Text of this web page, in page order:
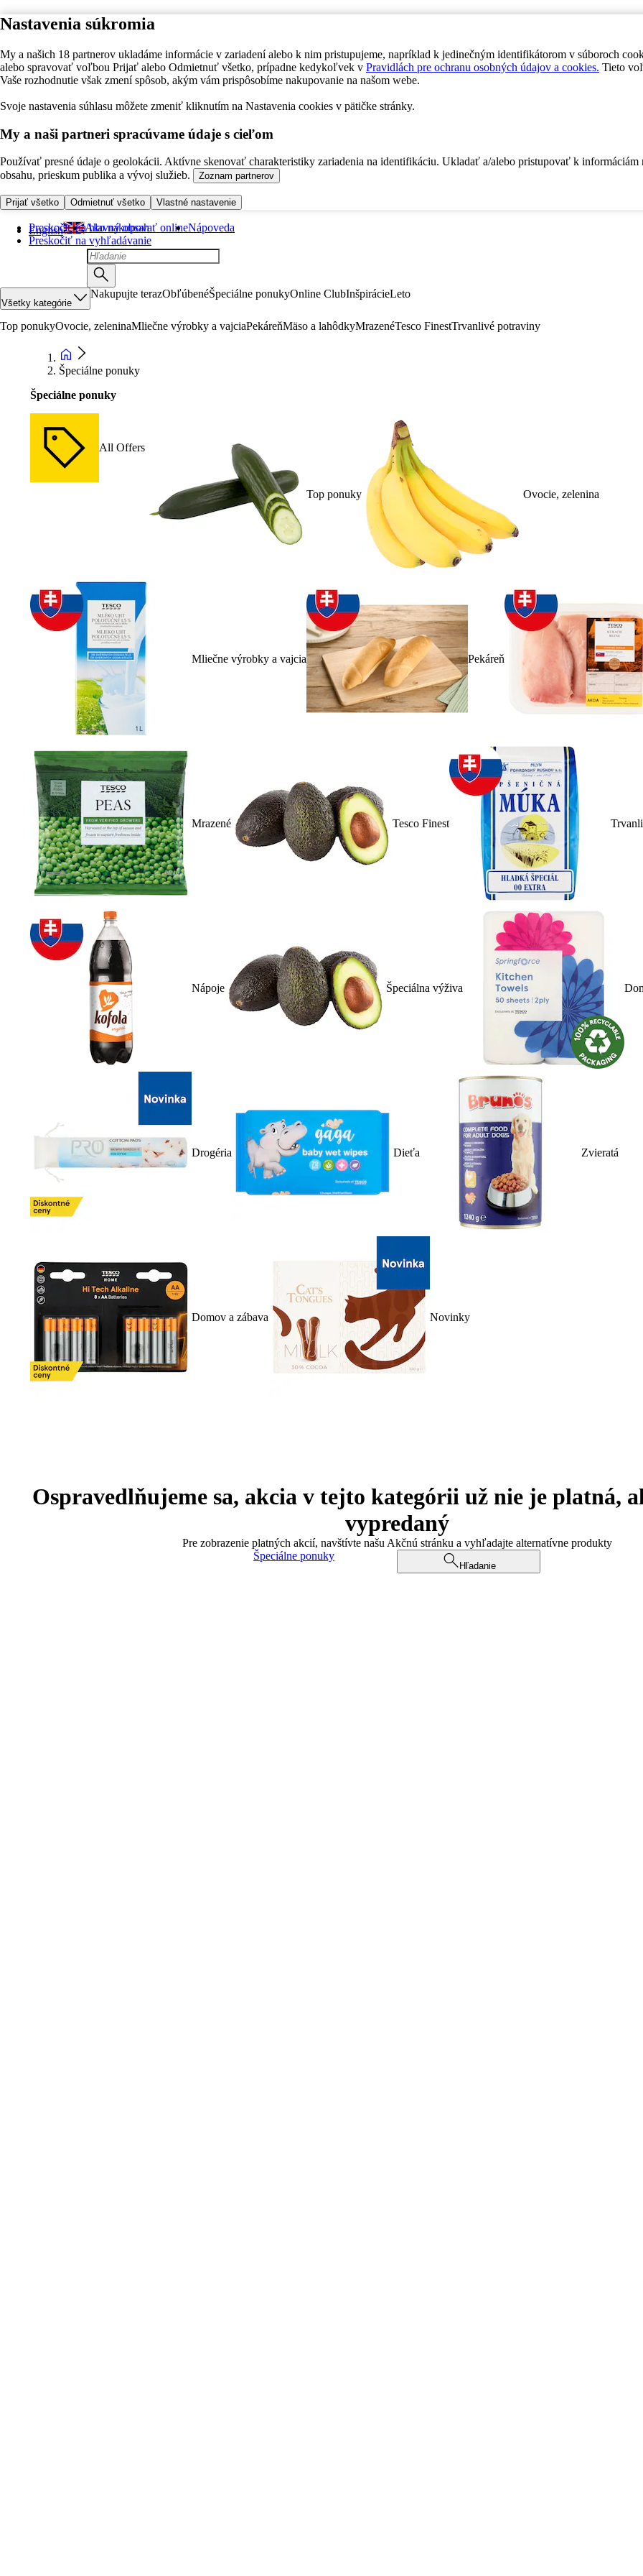
Nastavenia súkromia
My a našich 18 partnerov ukladáme informácie v zariadení alebo k nim pristupujeme, napríklad k jedinečným identifikátorom v súboroch
alebo spravovať voľbou Prijať alebo Odmietnuť všetko, prípadne kedykoľvek v Pravidlách pre ochranu osobných údajov a cookies. Tieto
Vaše rozhodnutie však zmení spôsob, akým vám prispôsobíme nakupovanie na našom webe.
Svoje nastavenia súhlasu môžete zmeniť kliknutím na Nastavenia cookies v pätičke stránky.
My a naši partneri spracúvame údaje s cieľom
Používať presné údaje o geolokácii. Aktívne skenovať charakteristiky zariadenia na identifikáciu. Ukladať a/alebo pristupovať k informáciám
obsahu, prieskum publika a vývoj služieb.
Zoznam partnerov
Prijať všetko Odmietnuť všetko Vlastné nastavenie
Preskočiť na hlavný obsah
Preskočiť na vyhľadávanie
English Ako nakupovať onlineNápoveda
Všetky kategórie
Nakupujte terazObľúbenéŠpeciálne ponukyOnline ClubInšpirácieLeto
Top ponukyOvocie, zeleninaMliečne výrobky a vajciaPekáreňMäso a lahôdkyMrazenéTesco FinestTrvanlivé potraviny
Špeciálne ponuky
Špeciálne ponuky
All Offers
Top ponuky Ovocie, zelenina
Mliečne výrobky a vajcia Pekáreň
Mrazené Tesco Finest
Nápoje Špeciálna výživa
Drogéria Dieťa Zvieratá
Domov a zábava Novinky
Ospravedlňujeme sa, akcia v tejto kategórii už nie je platná,
vypredaný
Pre zobrazenie platných akcií, navštívte našu Akčnú stránku a vyhľadajte alternatívne produkty
Špeciálne ponuky
Hľadanie